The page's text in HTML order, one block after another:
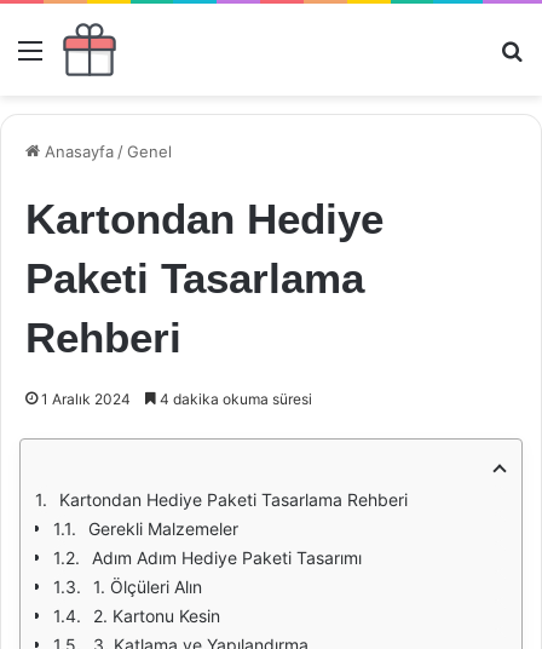
Menü
Anasayfa /Genel
Kartondan Hediye
Paketi Tasarlama
Rehberi
1 Aralık 2024 4 dakika okuma süresi
Kartondan Hediye Paketi Tasarlama Rehberi
Gerekli Malzemeler
Adım Adım Hediye Paketi Tasarımı
1. Ölçüleri Alın
2. Kartonu Kesin
3. Katlama ve Yapılandırma